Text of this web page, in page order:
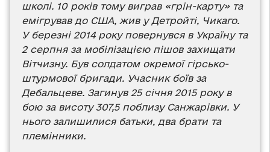
школі. 10 років тому виграв «грін-карту» та
емігрував до США, жив у Детройті, Чикаго.
У березні 2014 року повернувся в Україну та
2 серпня за мобілізацією пішов захищати
Вітчизну. Був солдатом окремої гірсько-
штурмової бригади. Учасник боїв за
Дебальцеве. Загинув 25 січня 2015 року в
бою за висоту 307,5 поблизу Санжарівки. У
нього залишилися батьки, два брати та
племінники.